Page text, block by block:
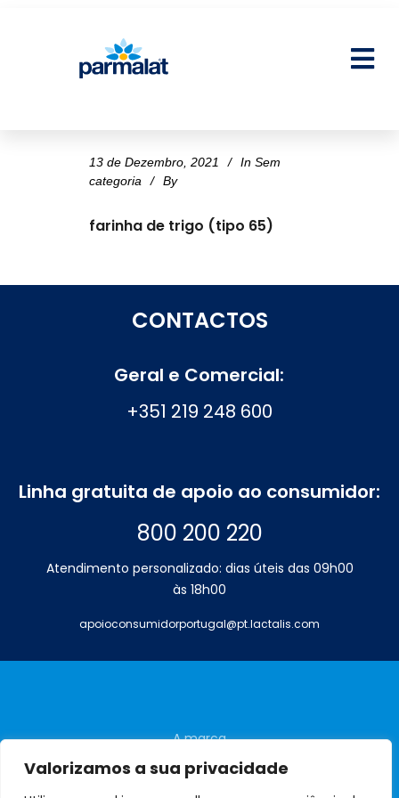
Valorizamos a sua privacidade
13 de Dezembro, 2021 In Sem
categoria
By
farinha de trigo (tipo 65)
CONTACTOS
Geral e Comercial:
+351 219 248 600
Linha gratuita de apoio ao consumidor:
800 200 220
Atendimento personalizado: dias úteis das 09h00
às 18h00
apoioconsumidorportugal@pt.lactalis.com
A marca
Perguntas frequentes
Contactos